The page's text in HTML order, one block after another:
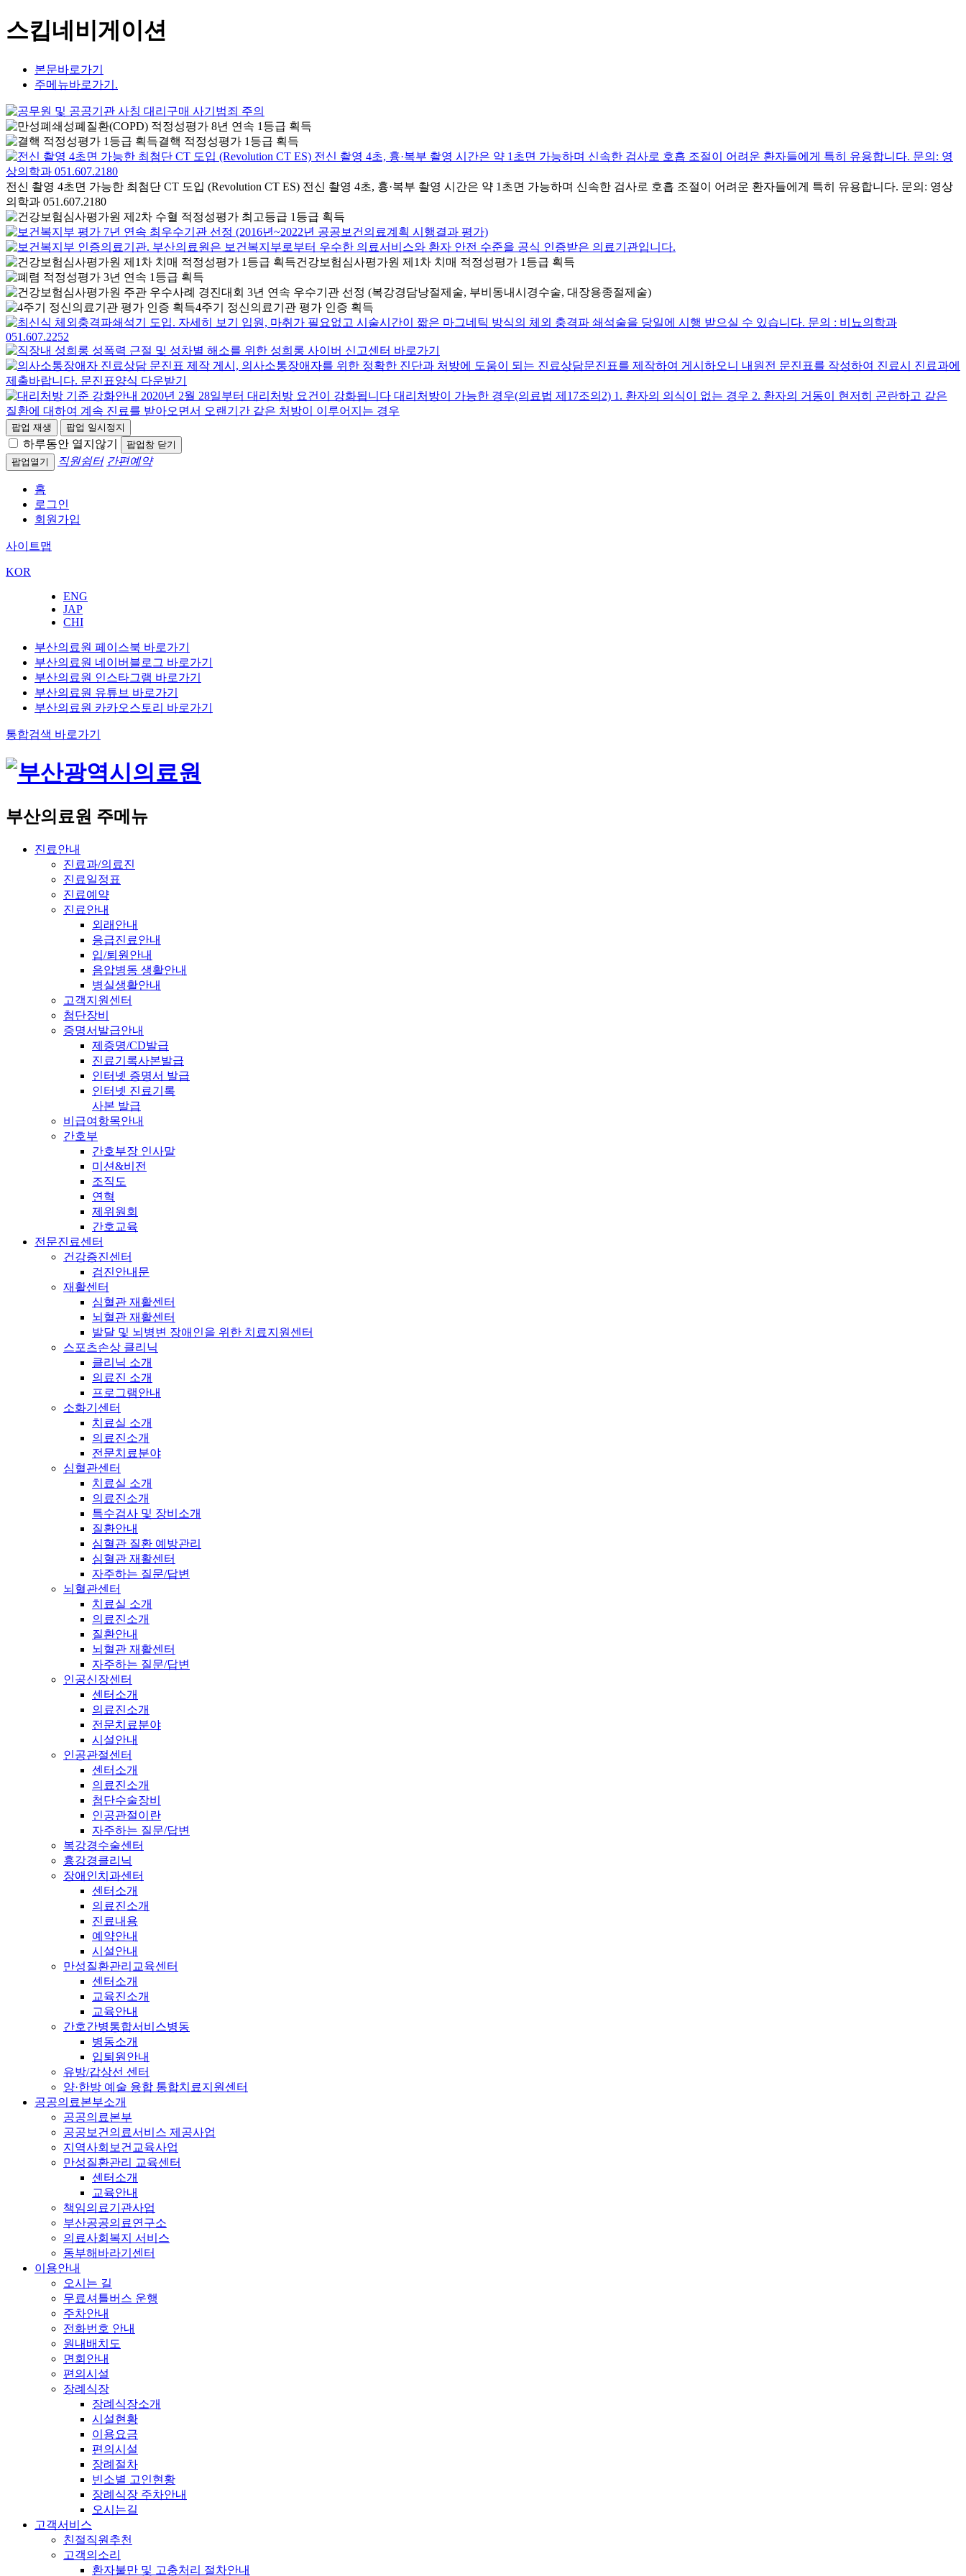
스킵네비게이션
본문바로가기
주메뉴바로가기.
결핵 적정성평가 1등급 획득
전신 촬영 4초면 가능한 최첨단 CT 도입 (Revolution CT ES) 전신 촬영 4초, 흉·복부 촬영 시간은 약 1초면 가능하며 신속한 검사로 호흡 조절이 어려운 환자들에게 특히 유용합니다. 문의: 영상
의학과 051.607.2180
건강보험심사평가원 제1차 치매 적정성평가 1등급 획득
4주기 정신의료기관 평가 인증 획득
팝업 재생 팝업 일시정지
하루동안 열지않기
팝업창 닫기
팝업열기
직원쉼터 간편예약
홈
로그인
회원가입
사이트맵
KOR
ENG
JAP
CHI
부산의료원 페이스북 바로가기
부산의료원 네이버블로그 바로가기
부산의료원 인스타그램 바로가기
부산의료원 유튜브 바로가기
부산의료원 카카오스토리 바로가기
통합검색 바로가기
부산의료원 주메뉴
진료안내
진료과/의료진
진료일정표
진료예약
진료안내
외래안내
응급진료안내
입/퇴원안내
음압병동 생활안내
병실생활안내
고객지원센터
첨단장비
증명서발급안내
제증명/CD발급
진료기록사본발급
인터넷 증명서 발급
인터넷 진료기록
사본 발급
비급여항목안내
간호부
간호부장 인사말
미션&비전
조직도
연혁
제위원회
간호교육
전문진료센터
건강증진센터
검진안내문
재활센터
심혈관 재활센터
뇌혈관 재활센터
발달 및 뇌병변 장애인을 위한 치료지원센터
스포츠손상 클리닉
클리닉 소개
의료진 소개
프로그램안내
소화기센터
치료실 소개
의료진소개
전문치료분야
심혈관센터
치료실 소개
의료진소개
특수검사 및 장비소개
질환안내
심혈관 질환 예방관리
심혈관 재활센터
자주하는 질문/답변
뇌혈관센터
치료실 소개
의료진소개
질환안내
뇌혈관 재활센터
자주하는 질문/답변
인공신장센터
센터소개
의료진소개
전문치료분야
시설안내
인공관절센터
센터소개
의료진소개
첨단수술장비
인공관절이란
자주하는 질문/답변
복강경수술센터
흉강경클리닉
장애인치과센터
센터소개
의료진소개
진료내용
예약안내
시설안내
만성질환관리교육센터
센터소개
교육진소개
교육안내
간호간병통합서비스병동
병동소개
입퇴원안내
유방/갑상선 센터
양·한방 예술 융합 통합치료지원센터
공공의료본부소개
공공의료본부
공공보건의료서비스 제공사업
지역사회보건교육사업
만성질환관리 교육센터
센터소개
교육안내
책임의료기관사업
부산공공의료연구소
의료사회복지 서비스
동부해바라기센터
이용안내
오시는 길
무료셔틀버스 운행
주차안내
전화번호 안내
원내배치도
면회안내
편의시설
장례식장
장례식장소개
시설현황
이용요금
편의시설
장례절차
빈소별 고인현황
장례식장 주차안내
오시는길
고객서비스
친절직원추천
고객의소리
환자불만 및 고충처리 절차안내